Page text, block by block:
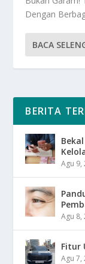
Dengan
BACA
BERITA
Agu 9,
Agu 8,
Fitur
Agu 7,